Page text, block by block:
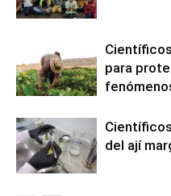
para
del ají